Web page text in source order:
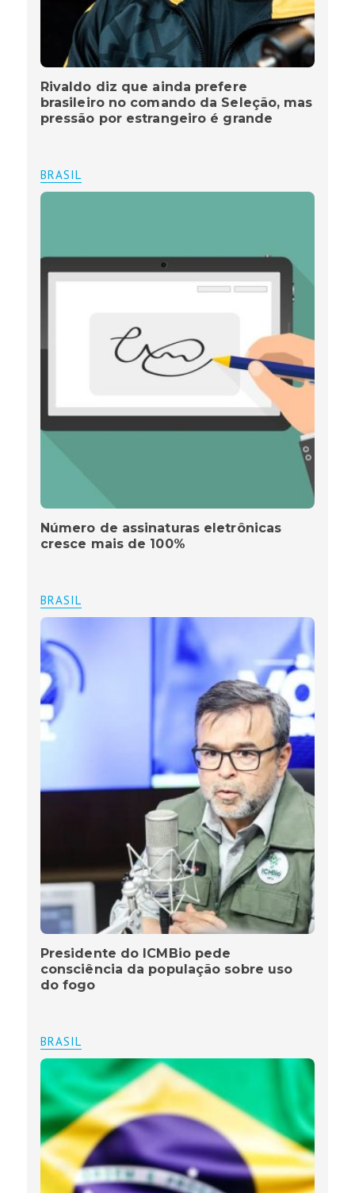
Rivaldo diz que ainda prefere
brasileiro no comando da Seleção, mas
pressão por estrangeiro é grande
BRASIL
Número de assinaturas eletrônicas
cresce mais de 100%
BRASIL
Presidente do ICMBio pede
consciência da população sobre uso
do fogo
BRASIL